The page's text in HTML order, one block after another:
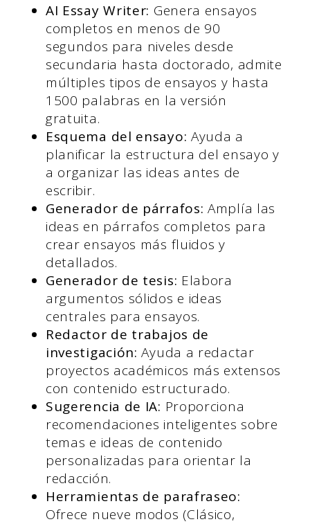
AI Essay Writer: Genera ensayos
completos en menos de 90
segundos para niveles desde
secundaria hasta doctorado, admite
múltiples tipos de ensayos y hasta
1500 palabras en la versión
gratuita.
Esquema del ensayo: Ayuda a
planificar la estructura del ensayo y
a organizar las ideas antes de
escribir.
Generador de párrafos:Amplía las
ideas en párrafos completos para
crear ensayos más fluidos y
detallados.
Generador de tesis: Elabora
argumentos sólidos e ideas
centrales para ensayos.
Redactor de trabajos de
investigación:Ayuda a redactar
proyectos académicos más extensos
con contenido estructurado.
Sugerencia de IA: Proporciona
recomendaciones inteligentes sobre
temas e ideas de contenido
personalizadas para orientar la
redacción.
Herramientas de parafraseo:
Ofrece nueve modos (Clásico,